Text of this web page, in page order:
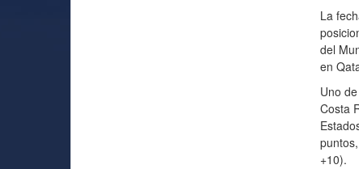
La
del
en
Uno
Costa
+10).